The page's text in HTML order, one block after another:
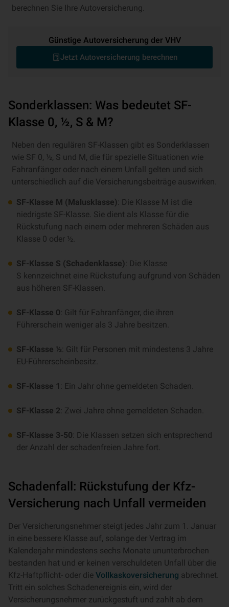
berechnen Sie Ihre Autoversicherung.
Günstige Autoversicherung der VHV
Jetzt Autoversicherung berechnen
Sonderklassen: Was bedeutet SF-
Klasse 0, ½, S & M?
Neben den regulären SF-Klassen gibt es Sonderklassen
wie SF 0, ½, S und M, die für spezielle Situationen wie
Fahranfänger oder nach einem Unfall gelten und sich
unterschiedlich auf die Versicherungsbeiträge auswirken.
SF-Klasse M (Malusklasse): Die Klasse M ist die
niedrigste SF-Klasse. Sie dient als Klasse für die
Rückstufung nach einem oder mehreren Schäden aus
Klasse 0 oder ½.
SF-Klasse S (Schadenklasse): Die Klasse
S kennzeichnet eine Rückstufung aufgrund von Schäden
aus höheren SF-Klassen.
SF-Klasse 0: Gilt für Fahranfänger, die ihren
Führerschein weniger als 3 Jahre besitzen.
SF-Klasse ½: Gilt für Personen mit mindestens 3 Jahre
EU-Führerscheinbesitz.
SF-Klasse 1 : Ein Jahr ohne gemeldeten Schaden.
SF-Klasse 2: Zwei Jahre ohne gemeldeten Schaden.
SF-Klasse 3-50: Die Klassen setzen sich entsprechend
der Anzahl der schadenfreien Jahre fort.
Schadenfall: Rückstufung der Kfz-
Versicherung nach Unfall vermeiden
Der Versicherungsnehmer steigt jedes Jahr zum 1. Januar
in eine bessere Klasse auf, solange der Vertrag im
Kalenderjahr mindestens sechs Monate ununterbrochen
bestanden hat und er keinen verschuldeten Unfall über die
Kfz-Haftpflicht- oder die Vollkaskoversicherung abrechnet.
Tritt ein solches Schadenereignis ein, wird der
Versicherungsnehmer zurückgestuft und zahlt ab dem